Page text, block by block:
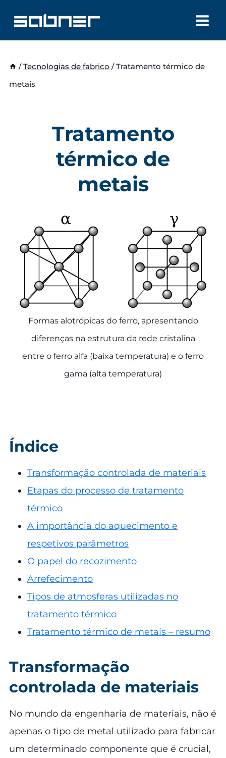
content
/ Tecnologias de fabrico / Tratamento térmico de
metais
Tratamento
térmico de
metais
Formas alotrópicas do ferro, apresentando
diferenças na estrutura da rede cristalina
entre o ferro alfa (baixa temperatura) e o ferro
gama (alta temperatura)
Índice
Transformação controlada de materiais
Etapas do processo de tratamento
térmico
A importância do aquecimento e
respetivos parâmetros
O papel do recozimento
Arrefecimento
Tipos de atmosferas utilizadas no
tratamento térmico
Tratamento térmico de metais – resumo
Transformação
controlada de materiais
No mundo da engenharia de materiais, não é
apenas o tipo de metal utilizado para fabricar
um determinado componente que é crucial,